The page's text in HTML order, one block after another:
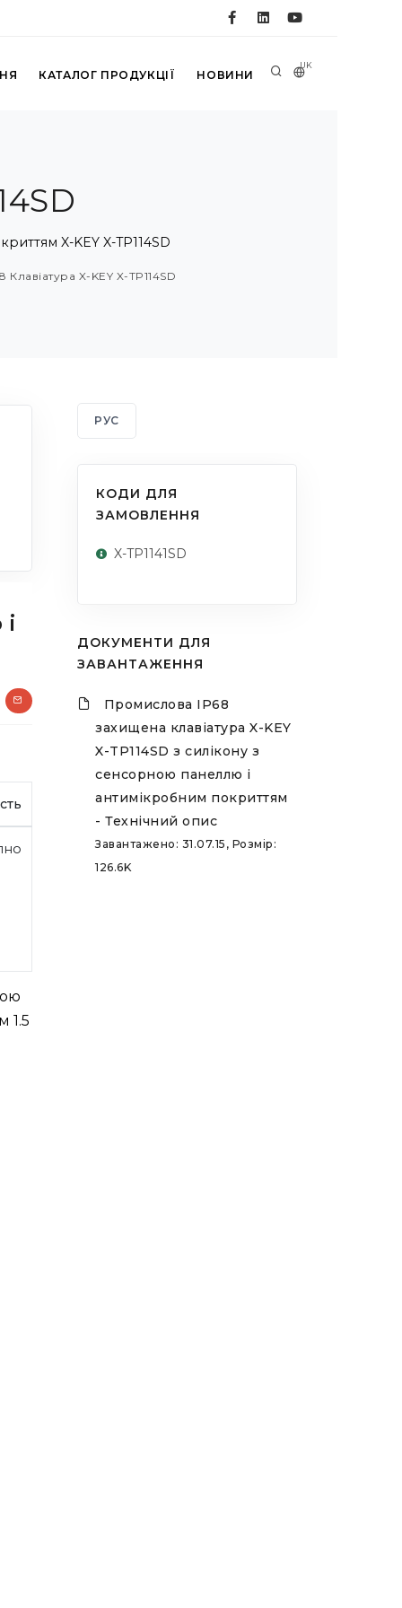
UK
КАТАЛОГ ПРОДУКЦІЇ НОВИНИ
X-KEY X-TP114SD
Клавіатура X-KEY X-TP114SD
1.5
РУС
КОДИ ДЛЯ
ЗАМОВЛЕННЯ
X-TP1141SD
ДОКУМЕНТИ ДЛЯ
ЗАВАНТАЖЕННЯ
Промислова IP68
захищена клавіатура X-KEY
X-TP114SD з силікону з
сенсорною панеллю і
антимікробним покриттям
- Технічний опис
Завантажено: 31.07.15, Розмір:
126.6K